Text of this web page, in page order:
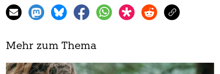
Mehr zum Thema